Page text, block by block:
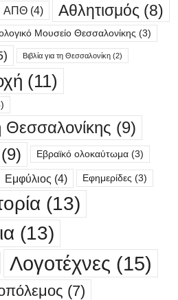
ΑΠΘ (4) Αθλητισμός (8)
Μουσείο Θεσσαλονίκης (3)
Βιβλία για τη Θεσσαλονίκη (2)
(11)
Θεσσαλονίκης (9)
(9) Εβραϊκό ολοκαύτωμα (3)
Εμφύλιος (4) Εφημερίδες (3)
(13)
(13)
Λογοτέχνες (15)
(7)